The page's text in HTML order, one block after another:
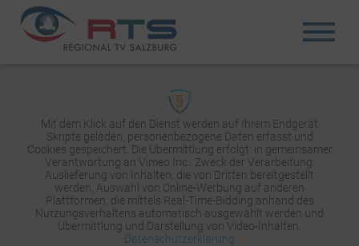
Mit dem Klick auf den Dienst werden auf Ihrem Endgerät
Skripte geladen, personenbezogene Daten erfasst und
Cookies gespeichert. Die Übermittlung erfolgt: in gemeinsamer
Verantwortung an Vimeo Inc.. Zweck der Verarbeitung:
Auslieferung von Inhalten, die von Dritten bereitgestellt
werden, Auswahl von Online-Werbung auf anderen
Plattformen, die mittels Real-Time-Bidding anhand des
Nutzungsverhaltens automatisch ausgewählt werden und
Übermittlung und Darstellung von Video-Inhalten.
Datenschutzerklärung